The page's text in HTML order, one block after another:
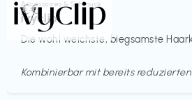
Accessoires & Schmuck
ivyclip
Die wohl weichste, biegsamste
€€‎
Kombinierbar mit bereits